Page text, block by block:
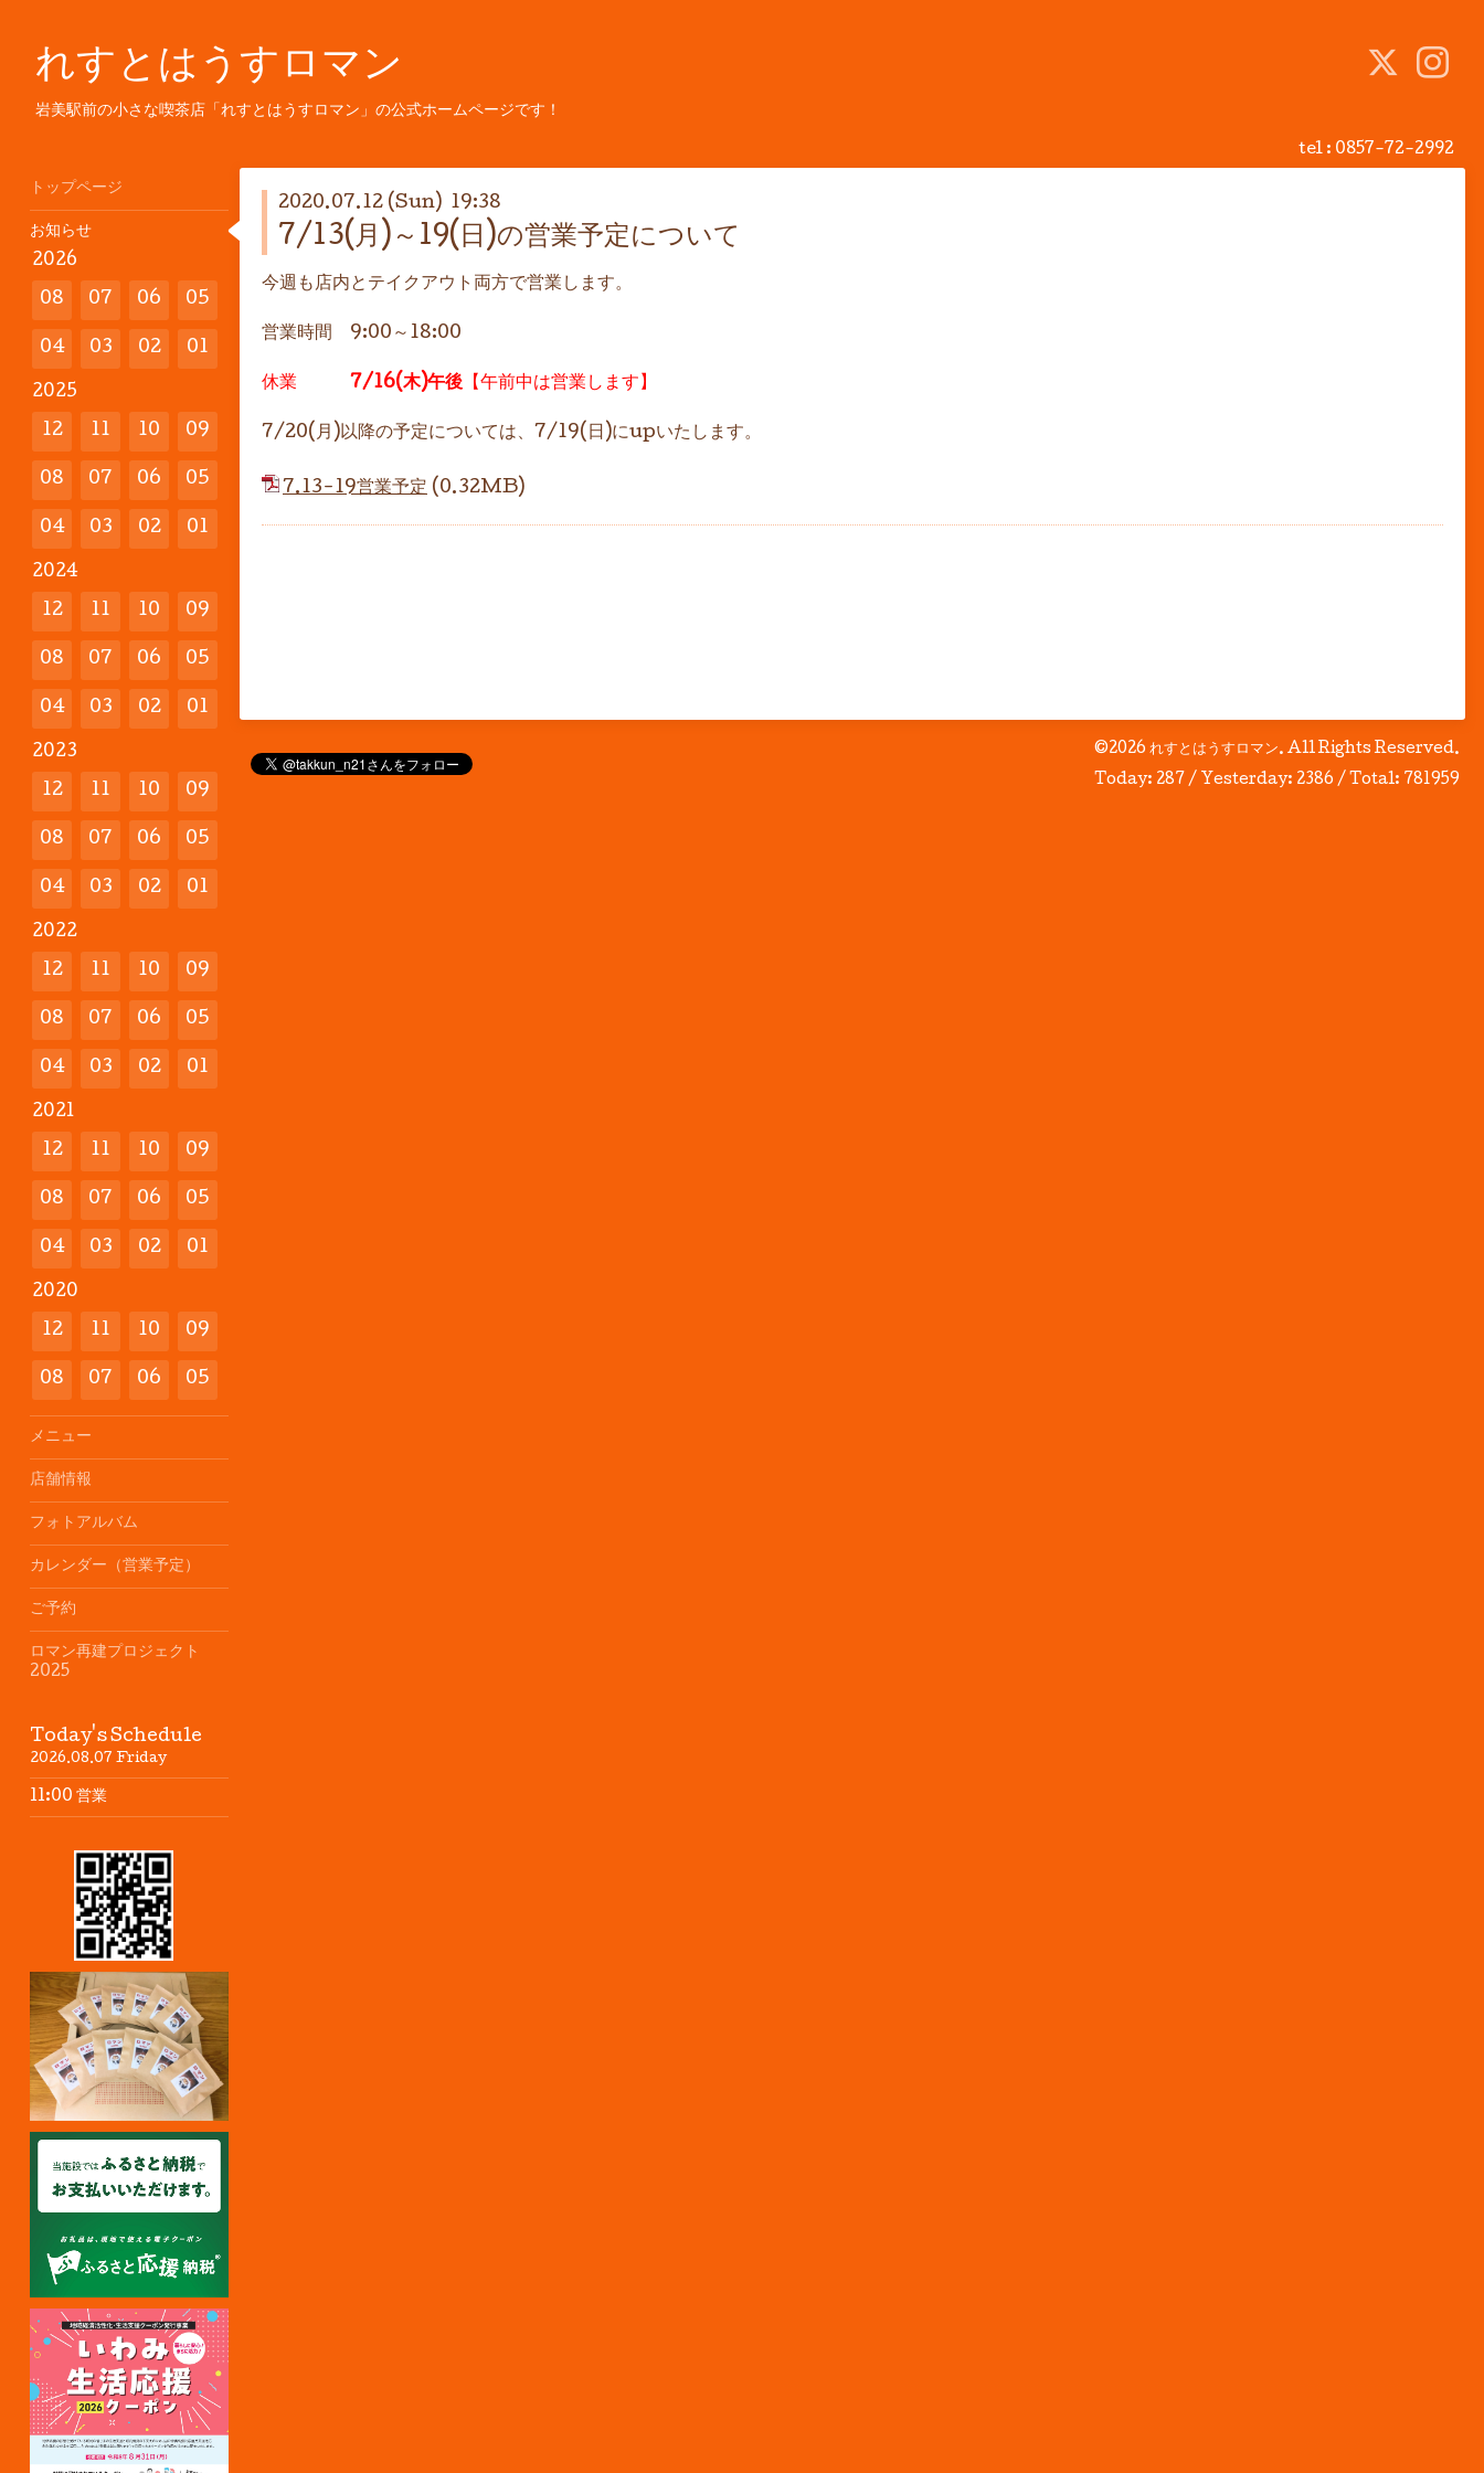
れすとはうすロマン
岩美駅前の小さな喫茶店「れすとはうすロマン」の公式ホームページです！
tel : 0857-72-2992
2020.07.12 (Sun) 19:38
7/13(月)～19(日)の営業予定について
今週も店内とテイクアウト両方で営業します。
営業時間 9:00～18:00
休業 7/16(木)午後 【午前中は営業します】
7/20(月)以降の予定については、7/19(日)にupいたします。
7.13-19営業予定 (0.32MB)
©2026 れすとはうすロマン. All Rights Reserved.
Today: 287 / Yesterday: 2386 / Total: 781959
トップページ
お知らせ
2026
08 07 06 05
04 03 02 01
2025
12 11 10 09
08 07 06 05
04 03 02 01
2024
12 11 10 09
08 07 06 05
04 03 02 01
2023
12 11 10 09
08 07 06 05
04 03 02 01
2022
12 11 10 09
08 07 06 05
04 03 02 01
2021
12 11 10 09
08 07 06 05
04 03 02 01
2020
12 11 10 09
08 07 06 05
メニュー
店舗情報
フォトアルバム
カレンダー（営業予定）
ご予約
ロマン再建プロジェクト
2025
Today's Schedule
2026.08.07 Friday
11:00 営業